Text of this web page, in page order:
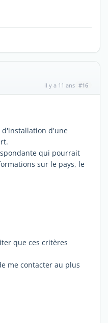
il y a 11 ans #16
d'installation d'une
qui pourrait
sur le pays, le
que ces critères
me contacter au plus